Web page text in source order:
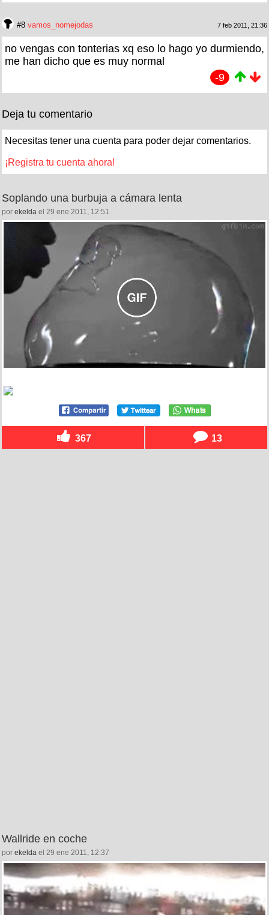
#8 vamos_nomejodas 7 feb 2011, 21:36
no vengas con tonterias xq eso lo hago yo durmiendo,
me han dicho que es muy normal
-9
Deja tu comentario
Necesitas tener una cuenta para poder dejar comentarios.
¡Registra tu cuenta ahora!
Soplando una burbuja a cámara lenta
por ekelda el 29 ene 2011, 12:51
367 13
Wallride en coche
por ekelda el 29 ene 2011, 12:37